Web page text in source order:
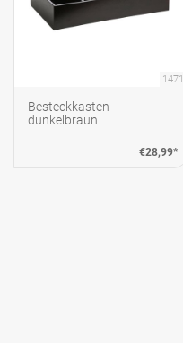
1471
Besteckkasten
dunkelbraun
€28,99*